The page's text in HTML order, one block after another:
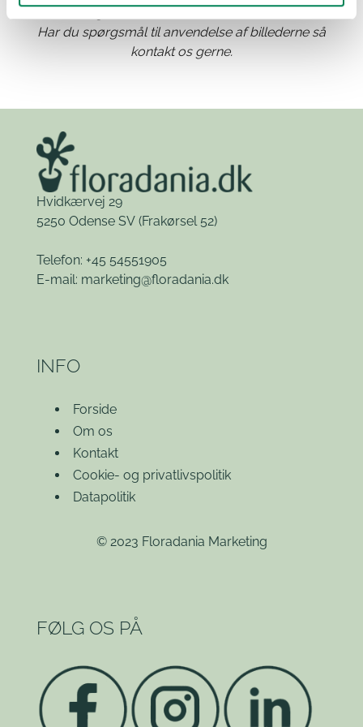
angivelse af Floradania som kilde.
Har du spørgsmål til anvendelse af billederne så
kontakt os gerne.
Hvidkærvej 29
5250 Odense SV (Frakørsel 52)
Telefon: +45 54551905
E-mail: marketing@floradania.dk
INFO
Forside
Om os
Kontakt
Cookie- og privatlivspolitik
Datapolitik
© 2023 Floradania Marketing
FØLG OS PÅ